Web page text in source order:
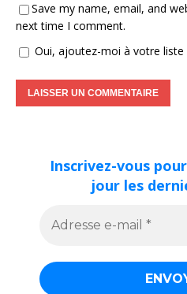
Save my name, email, and
next time I comment.
Oui, ajoutez-moi à votre liste
Inscrivez-vous
jour les